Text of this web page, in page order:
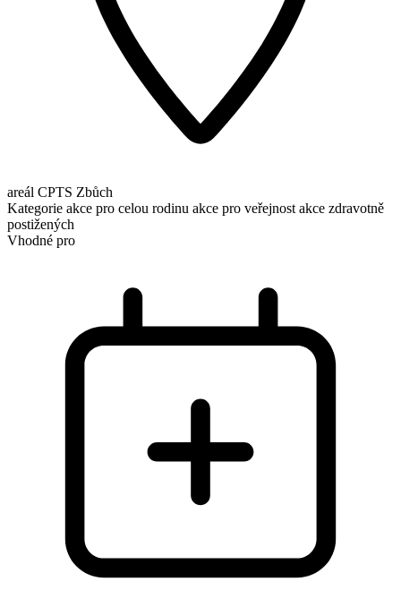
areál CPTS Zbůch
Kategorie akce pro celou rodinu akce pro veřejnost akce zdravotně
postižených
Vhodné pro